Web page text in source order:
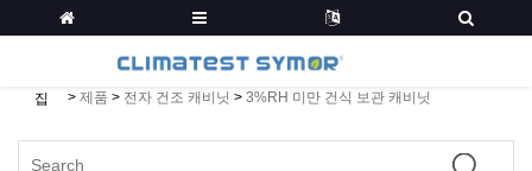
집 > 제품 > 전자 건조 캐비닛 > 3%RH 미만 건식 보관 캐비닛